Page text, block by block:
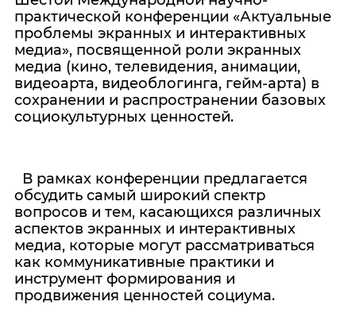
практической конференции «Актуальные
проблемы экранных и интерактивных
медиа», посвященной роли экранных
медиа (кино, телевидения, анимации,
видеоарта, видеоблогинга, гейм-арта) в
сохранении и распространении базовых
социокультурных ценностей.
В рамках конференции предлагается
обсудить самый широкий спектр
вопросов и тем, касающихся различных
аспектов экранных и интерактивных
медиа, которые могут рассматриваться
как коммуникативные практики и
инструмент формирования и
продвижения ценностей социума.